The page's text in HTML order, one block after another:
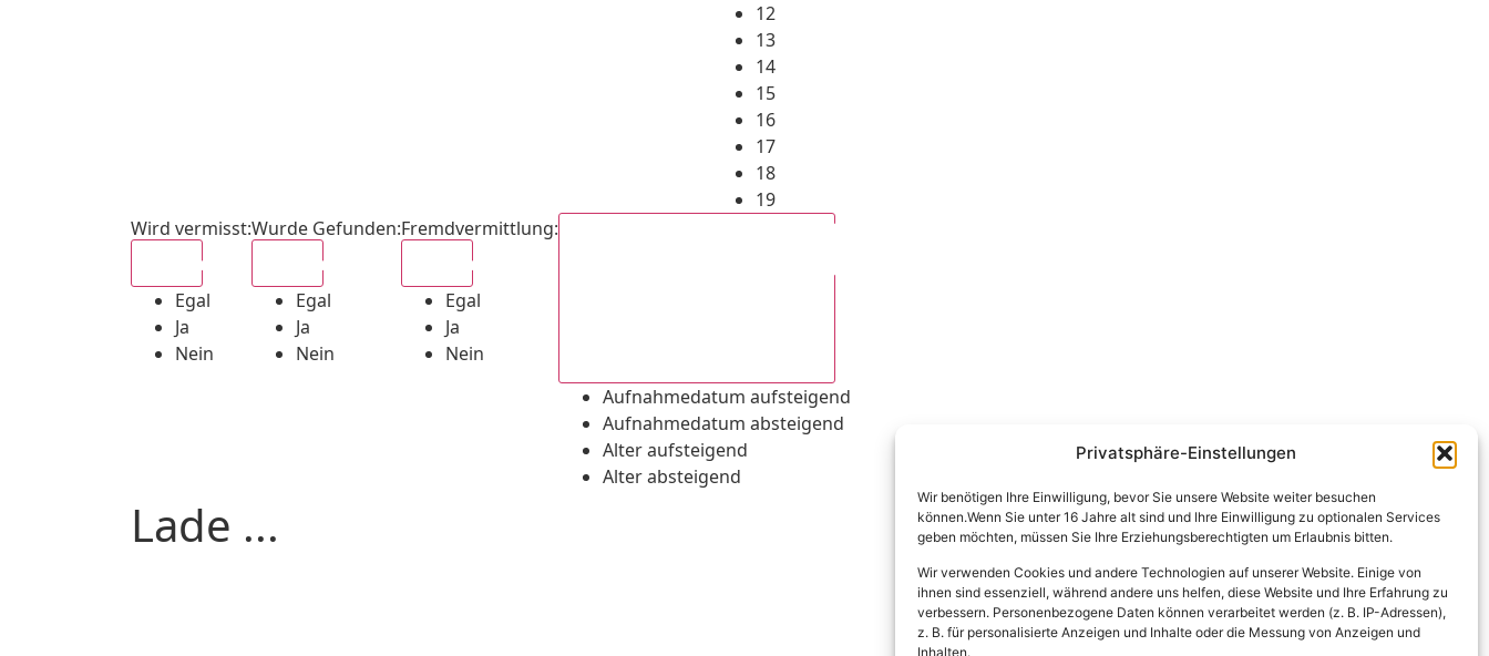
Privatsphäre-Einstellungen
Wir benötigen Ihre Einwilligung, bevor Sie unsere Website weiter besuchen
können.Wenn Sie unter 16 Jahre alt sind und Ihre Einwilligung zu optionalen Services
geben möchten, müssen Sie Ihre Erziehungsberechtigten um Erlaubnis bitten.
Wir verwenden Cookies und andere Technologien auf unserer Website. Einige von
ihnen sind essenziell, während andere uns helfen, diese Website und Ihre Erfahrung zu
verbessern. Personenbezogene Daten können verarbeitet werden (z. B. IP-Adressen),
z. B. für personalisierte Anzeigen und Inhalte oder die Messung von Anzeigen und
Inhalten.
12
13
14
15
16
17
18
19
Wird vermisst:
Egal
Ja
Nein
Wurde Gefunden:
Egal
Ja
Nein
Fremdvermittlung:
Egal
Ja
Nein
Aufnahmedatum aufsteigend
Aufnahmedatum absteigend
Alter aufsteigend
Alter absteigend
Lade ...